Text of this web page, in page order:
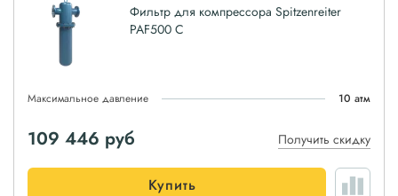
Фильтр для компрессора Spitzenreiter
PAF500 C
Максимальное давление 10 атм
109 446 руб Получить скидку
Купить